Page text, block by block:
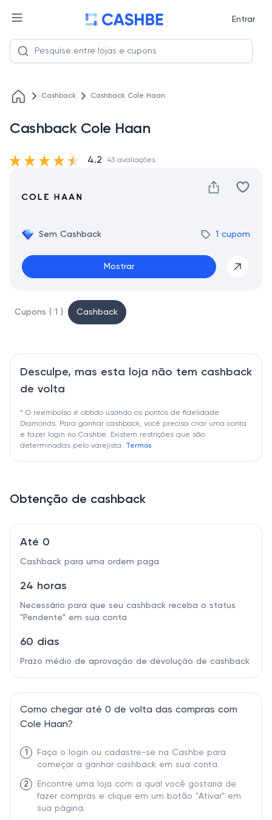
Entrar
Cashback Cashback Cole Haan
Cashback Cole Haan
Sem Cashback 1 cupom
Mostrar
4.2 43 avaliações
Cupons ( 1 ) Cashback
Desculpe, mas esta loja não tem cashback
de volta
* O reembolso é obtido usando os pontos de fidelidade
Diamonds. Para ganhar cashback, você precisa criar uma conta
e fazer login no Cashbe. Existem restrições que são
determinadas pelo varejista. Termos
Obtenção de cashback
Até 0
Cashback para uma ordem paga
24 horas
Necessário para que seu cashback receba o status
"Pendente" em sua conta
60 dias
Prazo médio de aprovação de devolução de cashback
Como chegar até 0 de volta das compras com
Cole Haan?
1
Faça o login ou cadastre-se na Cashbe para
começar a ganhar cashback em sua conta.
2
Encontre uma loja com a qual você gostaria de
fazer compras e clique em um botão "Ativar" em
sua página.